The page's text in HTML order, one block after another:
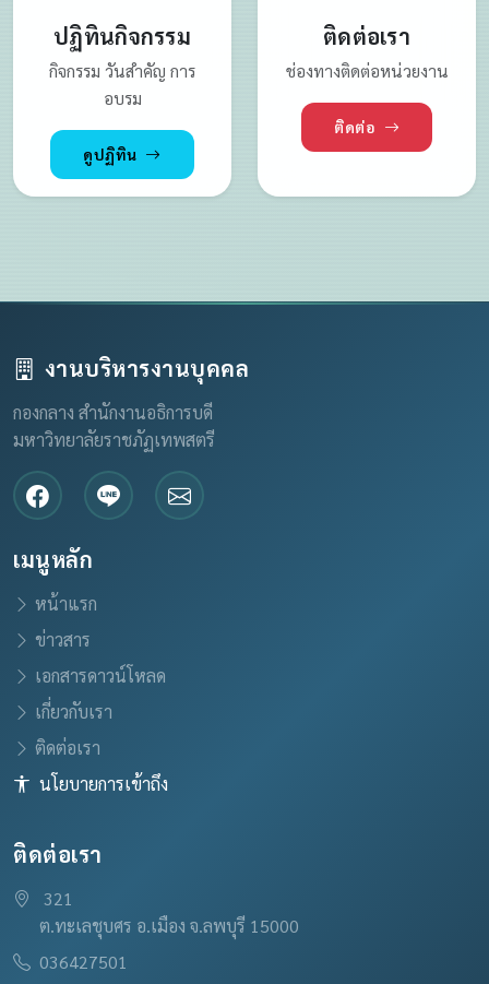
ปฏิทินกิจกรรม
กิจกรรม วันสำคัญ การ
อบรม
ดูปฏิทิน
ติดต่อเรา
ช่องทางติดต่อหน่วยงาน
ติดต่อ
งานบริหารงานบุคคล
กองกลาง สำนักงานอธิการบดี
มหาวิทยาลัยราชภัฏเทพสตรี
เมนูหลัก
หน้าแรก
ข่าวสาร
เอกสารดาวน์โหลด
เกี่ยวกับเรา
ติดต่อเรา
นโยบายการเข้าถึง
ติดต่อเรา
321
ต.ทะเลชุบศร อ.เมือง จ.ลพบุรี 15000
036427501